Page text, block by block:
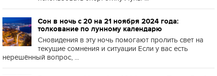
Сон в ночь с 20 на 21 ноября 2024 года:
толкование по лунному календарю
Сновидения в эту ночь помогают пролить свет на
текущие сомнения и ситуации Если у вас есть
нерешённый вопрос, ...